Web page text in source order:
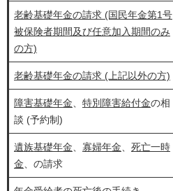
老齢基礎年金の請求 (国民年金第1号
被保険者期間及び任意加入期間のみ
の方)
老齢基礎年金の請求 (上記以外の方)
障害基礎年金 特別障害給付金の相
談 (予約制)
遺族基礎年金 寡婦年金
死亡一時
金 、の請求